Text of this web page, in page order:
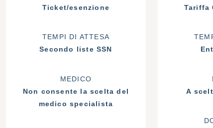
Ticket/esenzione
TEMPI DI ATTESA
Secondo liste SSN
MEDICO
Non consente la scelta del
medico specialista
Tariffa
A